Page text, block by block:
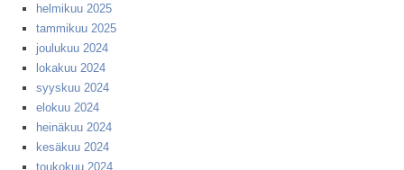
helmikuu 2025
tammikuu 2025
joulukuu 2024
lokakuu 2024
syyskuu 2024
elokuu 2024
heinäkuu 2024
kesäkuu 2024
toukokuu 2024